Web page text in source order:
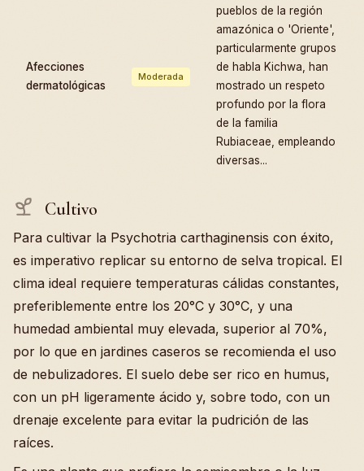
Afecciones
dermatológicas
Moderada
pueblos de la región
amazónica o 'Oriente',
particularmente grupos
de habla Kichwa, han
mostrado un respeto
profundo por la flora
de la familia
Rubiaceae, empleando
diversas...
Cultivo
Para cultivar la Psychotria carthaginensis con éxito,
es imperativo replicar su entorno de selva tropical. El
clima ideal requiere temperaturas cálidas constantes,
preferiblemente entre los 20°C y 30°C, y una
humedad ambiental muy elevada, superior al 70%,
por lo que en jardines caseros se recomienda el uso
de nebulizadores. El suelo debe ser rico en humus,
con un pH ligeramente ácido y, sobre todo, con un
drenaje excelente para evitar la pudrición de las
raíces.